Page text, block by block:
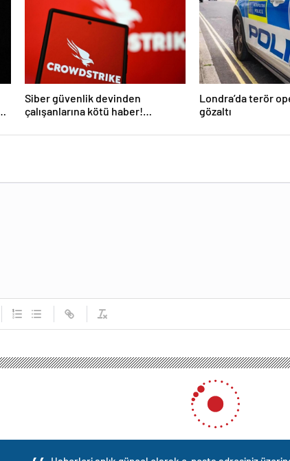
Siber güvenlik devinden
çalışanlarına kötü haber!
Londra’da terör
gözaltı